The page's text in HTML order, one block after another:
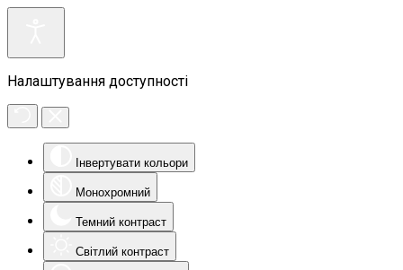
Налаштування доступності
Інвертувати кольори
Монохромний
Темний контраст
Світлий контраст